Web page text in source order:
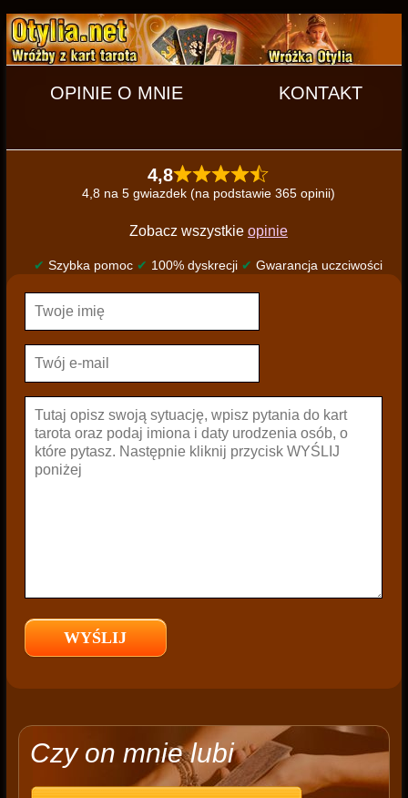
OPINIE O MNIE KONTAKT
4,8
4,8 na 5 gwiazdek (na podstawie 365 opinii)
Zobacz wszystkie opinie
✔ Szybka pomoc ✔ 100% dyskrecji ✔ Gwarancja uczciwości
Czy on mnie lubi